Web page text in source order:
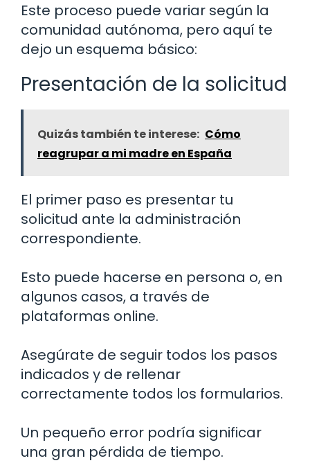
Este proceso puede variar según la
comunidad autónoma, pero aquí te
dejo un esquema básico:
Presentación de la solicitud
Quizás también te interese: Cómo
reagrupar a mi madre en España
El primer paso es presentar tu
solicitud ante la administración
correspondiente.
Esto puede hacerse en persona o, en
algunos casos, a través de
plataformas online.
Asegúrate de seguir todos los pasos
indicados y de rellenar
correctamente todos los formularios.
Un pequeño error podría significar
una gran pérdida de tiempo.